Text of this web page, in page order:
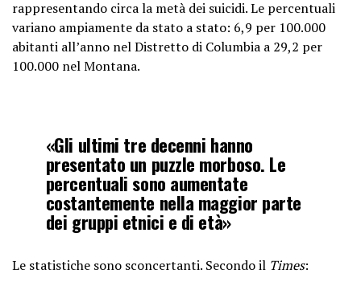
rappresentando circa la metà dei suicidi. Le percentuali
variano ampiamente da stato a stato: 6,9 per 100.000
abitanti all’anno nel Distretto di Columbia a 29,2 per
100.000 nel Montana.
«Gli ultimi tre decenni hanno
presentato un puzzle morboso. Le
percentuali sono aumentate
costantemente nella maggior parte
dei gruppi etnici e di età»
Le statistiche sono sconcertanti. Secondo il Times: